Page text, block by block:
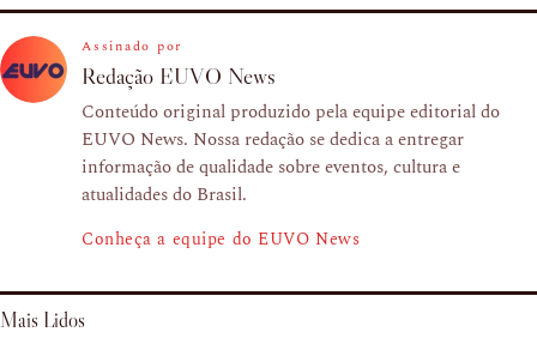
Assinado por
Redação EUVO News
Conteúdo original produzido pela equipe editorial do
EUVO News. Nossa redação se dedica a entregar
informação de qualidade sobre eventos, cultura e
atualidades do Brasil.
Conheça a equipe do EUVO News
Mais Lidos